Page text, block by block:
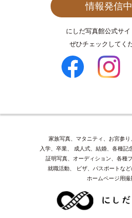
情報発信
にしだ写真館公式サイ
ぜひチェックしてく
家族写真、マタニティ、お宮参り
入学、卒業、
成人式、結婚、各種記
証明写真、オーディション、各種
就職活動、
ビザ、パスポートなど
ホームページ用撮